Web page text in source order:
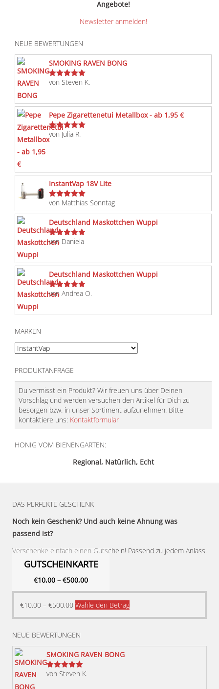
Angebote!
Newsletter anmelden!
NEUE BEWERTUNGEN
SMOKING RAVEN BONG
Bewertet
von Steven K.
Pepe Zigarettenetui Metallbox - ab 1,95 €
Bewertet
mit
von Julia R.
InstantVap 18V Lite
Bewertet
mit5von 5
von Matthias Sonntag
Deutschland Maskottchen Wuppi
Bewertet
von Daniela
Deutschland Maskottchen Wuppi
Bewertet
von Andrea O.
MARKEN
PRODUKTANFRAGE
Du vermisst ein Produkt? Wir freuen uns über Deinen
Vorschlag und werden versuchen den Artikel für Dich zu
besorgen bzw. in unser Sortiment aufzunehmen. Bitte
kontaktiere uns: Kontaktformular
HONIG VOM BIENENGARTEN:
Regional, Natürlich, Echt
DAS PERFEKTE GESCHENK
Noch kein Geschenk? Und auch keine Ahnung was
passend ist?
Verschenke einfach einen Gutschein! Passend zu jedem Anlass.
GUTSCHEINKARTE
€10,00 – €500,00
€10,00 – €500,00 Wähle den BetragDieses
Produkt
NEUE BEWERTUNGEN
SMOKING RAVEN BONG
Bewertet
von Steven K.